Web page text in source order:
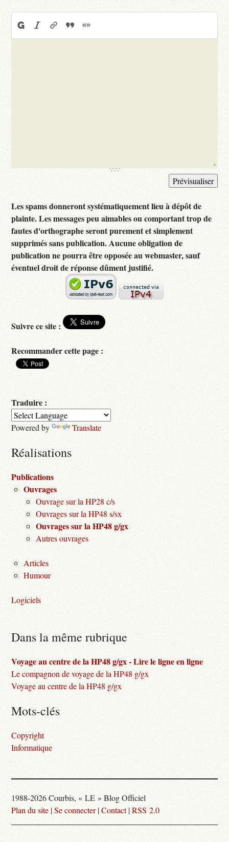
Les spams donneront systématiquement lieu à dépôt de
plainte. Les messages peu aimables ou comportant trop de
fautes d'orthographe seront purement et simplement
supprimés sans publication. Aucune obligation de
publication ne pourra être opposée au webmaster, sauf
éventuel droit de réponse dûment justifié.
Suivre ce site :
Recommander cette page :
Traduire :
Powered by Translate
Réalisations
Publications
Ouvrages
Ouvrage sur la HP28 c/s
Ouvrages sur la HP48 s/sx
Ouvrages sur la HP48 g/gx
Autres ouvrages
Articles
Humour
Logiciels
Dans la même rubrique
Voyage au centre de la HP48 g/gx - Lire le ligne en ligne
Le compagnon de voyage de la HP48 g/gx
Voyage au centre de la HP48 g/gx
Mots-clés
Copyright
Informatique
1988-2026 Courbis, « LE » Blog Officiel
Plan du site |Se connecter|Contact|RSS 2.0